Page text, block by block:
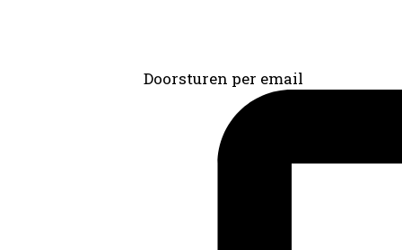
Doorsturen per email